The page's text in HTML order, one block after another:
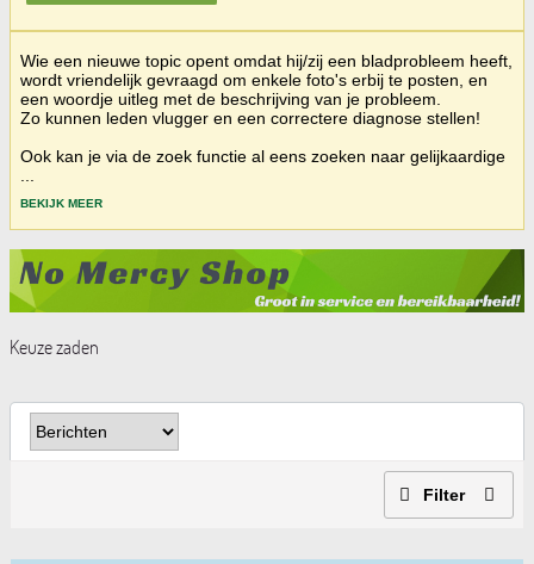
Wie een nieuwe topic opent omdat hij/zij een bladprobleem heeft,
wordt vriendelijk gevraagd om enkele foto's erbij te posten, en
een woordje uitleg met de beschrijving van je probleem.
Zo kunnen leden vlugger en een correctere diagnose stellen!
Ook kan je via de zoek functie al eens zoeken naar gelijkaardige
BEKIJK MEER
Keuze zaden
Filter